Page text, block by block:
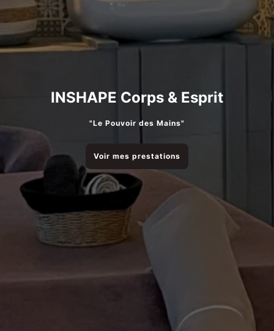
INSHAPE Corps & Esprit
"Le Pouvoir des Mains"
Voir mes prestations